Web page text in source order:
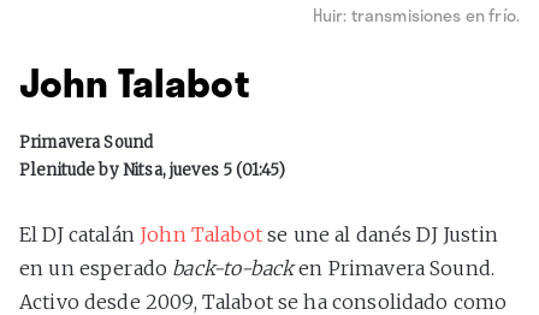
Huir: transmisiones en frío.
John Talabot
Primavera Sound
Plenitude byNitsa, jueves 5 (01:45)
El DJ catalán John Talabotse une al danés DJ Justin
en un esperado back-to-backen Primavera Sound.
Activo desde 2009, Talabot se ha consolidado como